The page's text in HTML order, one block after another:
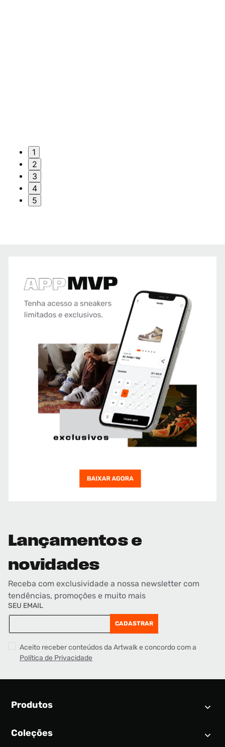
1
2
3
4
5
Lançamentos e
novidades
Receba com exclusividade a nossa newsletter com
tendências, promoções e muito mais
SEU EMAIL
CADASTRAR
Aceito receber conteúdos da Artwalk e concordo com a
Política de Privacidade
Produtos
Calendário SNEAKER
Coleções